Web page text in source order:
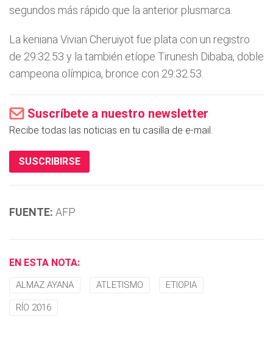
segundos más rápido que la anterior plusmarca.
La keniana Vivian Cheruiyot fue plata con un registro
de 29:32.53 y la también etíope Tirunesh Dibaba, doble
campeona olímpica, bronce con 29:32.53.
Suscríbete a nuestro newsletter
Recibe todas las noticias en tu casilla de e-mail.
SUSCRIBIRSE
FUENTE: AFP
EN ESTA NOTA:
ALMAZ AYANA ATLETISMO ETIOPIA
RÍO 2016